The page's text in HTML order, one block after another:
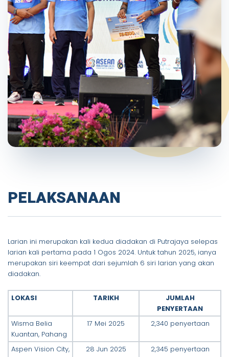
PELAKSANAAN
Larian ini merupakan kali kedua diadakan di Putrajaya selepas
larian kali pertama pada 1 Ogos 2024. Untuk tahun 2025, ianya
merupakan siri keempat dari sejumlah 6 siri larian yang akan
diadakan.
LOKASI TARIKH
JUMLAH
PENYERTAAN
Wisma Belia
Kuantan, Pahang
17 Mei 2025 2,340 penyertaan
Aspen Vision City,
28 Jun 2025 2,345 penyertaan